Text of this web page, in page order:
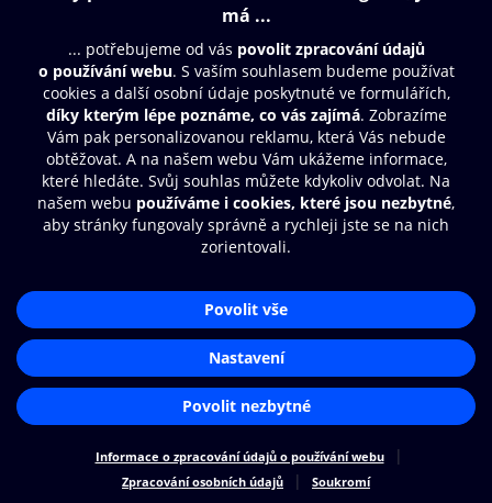
Další zábava
© O2 Czech Republic a.s.
Nákupní řád
Přístupnost
Cookies
Nastavení cookies
Aplikace O2 Knihovna
Čti a poslouchej své e-knihy a
audioknihy rychleji a pohodlněji.